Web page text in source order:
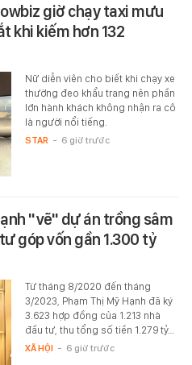
giờ chạy taxi mưu
khi kiếm hơn 132
Nữ diễn viên cho biết khi chạy xe
thường đeo khẩu trang nên phần
lớn hành khách không nhận ra cô
là người nổi tiếng.
STAR - 6 giờ trước
"vẽ" dự án trồng sâm
góp vốn gần 1.300 tỷ
Từ tháng 8/2020 đến tháng
3/2023, Phạm Thị Mỹ Hạnh đã ký
3.623 hợp đồng của 1.213 nhà
đầu tư, thu tổng số tiền 1.279 tỷ…
XÃ HỘI - 6 giờ trước